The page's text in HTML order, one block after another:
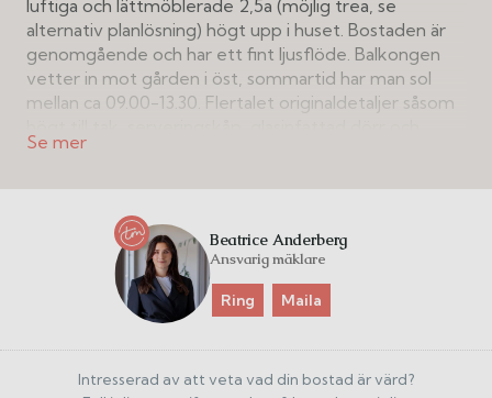
luftiga och lättmöblerade 2,5a (möjlig trea, se
alternativ planlösning) högt upp i huset. Bostaden är
genomgående och har ett fint ljusflöde. Balkongen
vetter in mot gården i öst, sommartid har man sol
mellan ca 09.00-13.30. Flertalet originaldetaljer såsom
vacker fiskbensparkett vittnar om husets byggår
Beatrice Anderberg
Ansvarig mäklare
Ring Maila
Intresserad av att veta vad din bostad är värd?